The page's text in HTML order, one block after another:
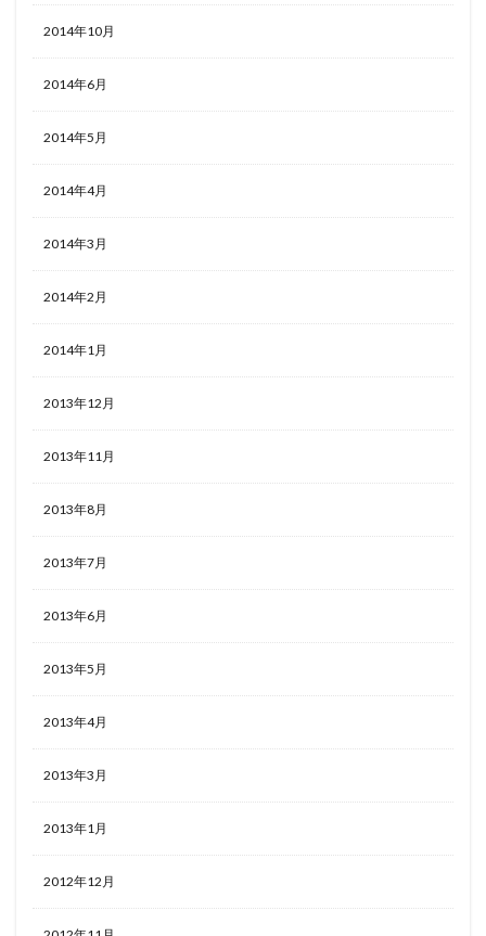
2014年10月
2014年6月
2014年5月
2014年4月
2014年3月
2014年2月
2014年1月
2013年12月
2013年11月
2013年8月
2013年7月
2013年6月
2013年5月
2013年4月
2013年3月
2013年1月
2012年12月